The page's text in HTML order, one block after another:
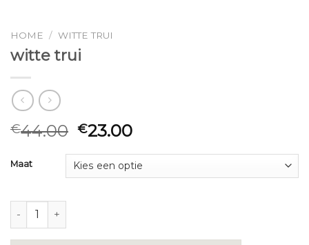
HOME / WITTE TRUI
witte trui
€44.00 €23.00
Maat
witte trui aantal